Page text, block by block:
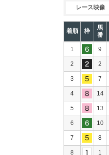
レース映像
着順 枠
馬
番
1 9
2 2
3 7
4 14
5 13
6 10
7 8
8 1